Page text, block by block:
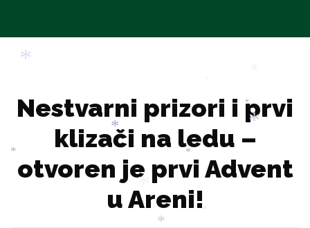
Nestvarni prizori i prvi
klizači na ledu –
otvoren je prvi Advent
u Areni!
* *
*
*